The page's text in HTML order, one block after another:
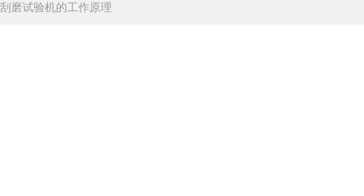
磨试验机的工作原理